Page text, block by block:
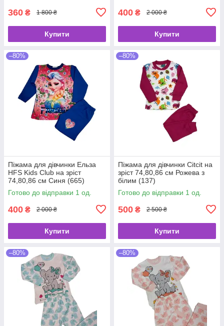
360 ₴ 1 800 ₴
Купити
400 ₴ 2 000 ₴
Купити
–80%
Піжама для дівчинки Ельза
HFS Kids Club на зріст
74,80,86 см Синя (665)
Готово до відправки 1 од.
400 ₴ 2 000 ₴
Купити
–80%
Піжама для дівчинки Citcit на
зріст 74,80,86 см Рожева з
білим (137)
Готово до відправки 1 од.
500 ₴ 2 500 ₴
Купити
–80% –80%